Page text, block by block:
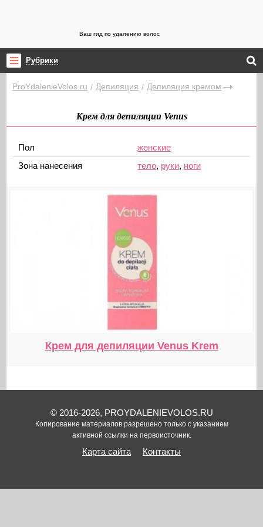
Ваш гид по удалению волос
Рубрики
ProYdalenieVolos.ru / Депиляция / Депиляция кремом
Крем для депиляции Venus
Пол
женские
Зона нанесения
тело, руки, ноги
Крем для депиляции Venus Krem
© 2016-2026, PROYDALENIEVOLOS.RU
Копирование материалов разрешено только с указанием
активной ссылки на первоисточник.
Карта сайта Контакты